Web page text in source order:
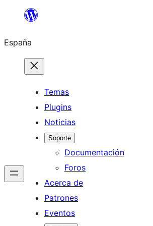
Saltar
contenido
España
Temas
Plugins
Noticias
Soporte
Documentación
Foros
Acerca de
Patrones
Eventos